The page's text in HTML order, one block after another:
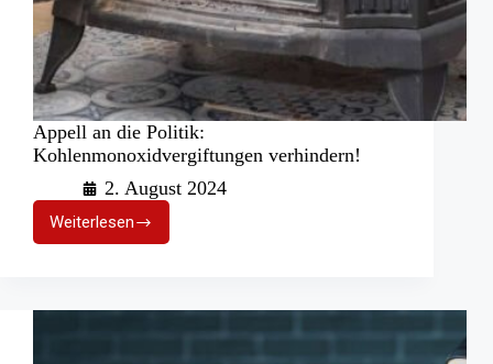
Appell an die Politik:
Kohlenmonoxidvergiftungen verhindern!
2. August 2024
Weiterlesen
Appell
an
Kohlenmonoxidvergiftungen